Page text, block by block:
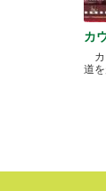
カ
カ
道